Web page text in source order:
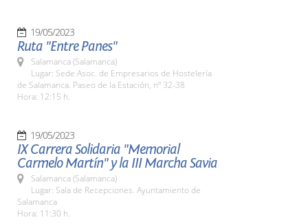
19/05/2023
Ruta "Entre Panes"
Salamanca (Salamanca)
Lugar: Sede Asoc. de Empresarios de Hostelería
de Salamanca. Paseo de la Estación, nº 32-38
Hora: 12:15 h.
19/05/2023
IX Carrera Solidaria "Memorial
Carmelo Martín" y la III Marcha Savia
Salamanca (Salamanca)
Lugar: Sala de Recepciones. Ayuntamiento de
Salamanca
Hora: 11:30 h.